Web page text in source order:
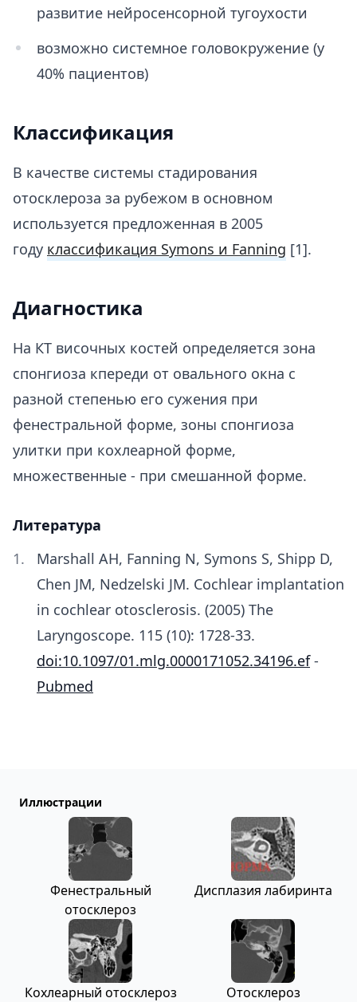
развитие нейросенсорной тугоухости
возможно системное головокружение (у
40% пациентов)
Классификация
В качестве системы стадирования
отосклероза за рубежом в основном
используется предложенная в 2005
году классификация Symons и Fanning [1].
Диагностика
На КТ височных костей определяется зона
спонгиоза кпереди от овального окна с
разной степенью его сужения при
фенестральной форме, зоны спонгиоза
улитки при кохлеарной форме,
множественные - при смешанной форме.
Литература
Marshall AH, Fanning N, Symons S, Shipp D,
Chen JM, Nedzelski JM. Cochlear implantation
in cochlear otosclerosis. (2005) The
Laryngoscope. 115 (10): 1728-33.
doi:10.1097/01.mlg.0000171052.34196.ef-
Pubmed
Иллюстрации
Фенестральный
отосклероз
Дисплазия лабиринта
Кохлеарный отосклероз Отосклероз